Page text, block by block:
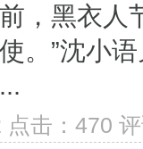
，黑衣人
。”沈小
点击：470